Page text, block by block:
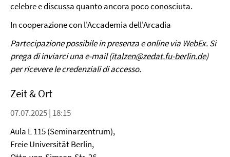
celebre e discussa quanto ancora poco conosciuta.
In cooperazione con l'Accademia dell'Arcadia
Partecipazione possibile in presenza e online via WebEx. Si
prega di inviarci una e-mail (italzen@zedat.fu-berlin.de)
per ricevere le credenziali di accesso.
Zeit & Ort
07.07.2025 | 18:15
Aula L 115 (Seminarzentrum),
Freie Universität Berlin,